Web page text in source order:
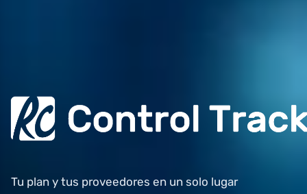
Tu plan y tus proveedores en un solo lugar